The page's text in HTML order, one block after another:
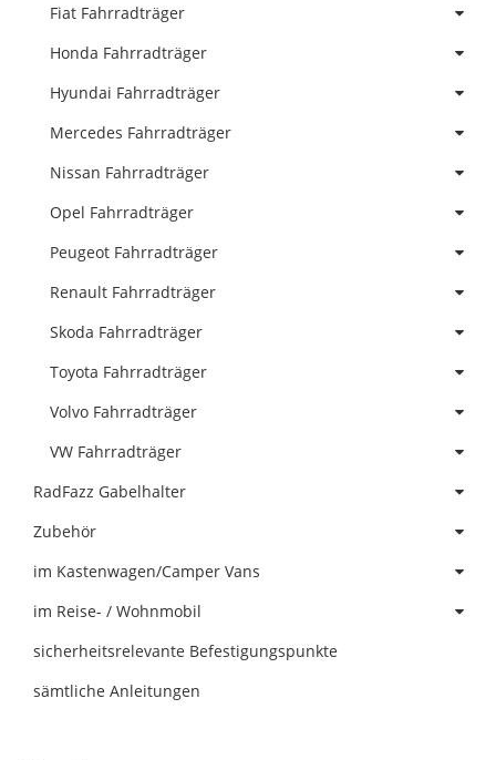
Fiat Fahrradträger
Honda Fahrradträger
Hyundai Fahrradträger
Mercedes Fahrradträger
Nissan Fahrradträger
Opel Fahrradträger
Peugeot Fahrradträger
Renault Fahrradträger
Skoda Fahrradträger
Toyota Fahrradträger
Volvo Fahrradträger
VW Fahrradträger
RadFazz Gabelhalter
Zubehör
im Kastenwagen/Camper Vans
im Reise- / Wohnmobil
sicherheitsrelevante Befestigungspunkte
sämtliche Anleitungen